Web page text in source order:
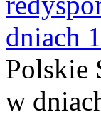
dniach
Polskie
w